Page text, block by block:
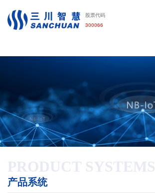
利来·国际APP
股票代码
300066
PRODUCT SYSTEMS
产品系统